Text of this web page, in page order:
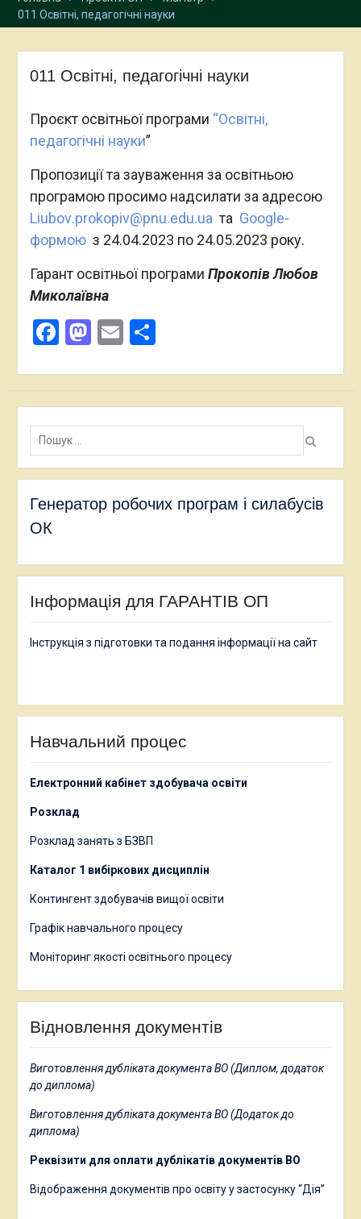
Прикарпатському
національному
25 жовтня 2023 року
експертами з акредитації
освітньої програми
“Міжнародні економічні
011 Освітні, педагогічні науки
011 Освітні, педагогічні науки
Проєкт освітньої програми “Освітні,
педагогічні науки”
Пропозиції та зауваження за освітньою
програмою просимо надсилати за адресою
Liubov.prokopiv@pnu.edu.ua та Google-
формоюз 24.04.2023 по 24.05.2023 року.
Гарант освітньої програми Прокопів Любов
Миколаївна
Facebook
Mastodon
EmailПоділитися
Пошук:
Генератор робочих програм і силабусів
ОК
Інформація для ГАРАНТІВ ОП
Інструкція з підготовки та подання інформації на сайт
Навчальний процес
Електронний кабінет здобувача освіти
Розклад
Розклад занять з БЗВП
Каталог 1 вибіркових дисциплін
Контингент здобувачів вищої освіти
Графік навчального процесу
Моніторинг якості освітнього процесу
Відновлення документів
Виготовлення дубліката документа ВО (Диплом, додаток
до диплома)
Виготовлення дубліката документа ВО (Додаток до
диплома)
Реквізити для оплати дублікатів документів ВО
Відображення документів про освіту у застосунку “Дія”